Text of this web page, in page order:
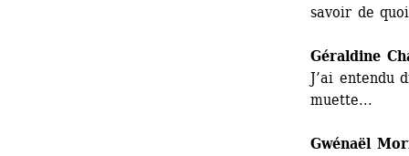
savoir de
Géraldine
J’ai entendu
muette...
Gwénaël